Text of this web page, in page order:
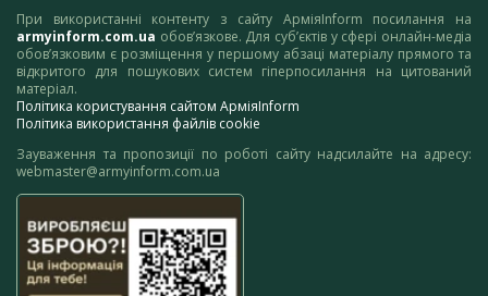
При використанні контенту з сайту АрміяInform посилання на
armyinform.com.ua обов’язкове. Для суб’єктів у сфері онлайн-медіа
обов’язковим є розміщення у першому абзаці матеріалу прямого та
відкритого для пошукових систем гіперпосилання на цитований
матеріал.
Політика користування сайтом АрміяInform
Політика використання файлів cookie
Зауваження та пропозиції по роботі сайту надсилайте на адресу:
webmaster@armyinform.com.ua